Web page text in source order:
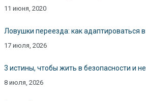
11 июня, 2020
Ловушки переезда: как адаптироваться
17 июля, 2026
3 истины, чтобы жить в безопасности и
8 июля, 2026